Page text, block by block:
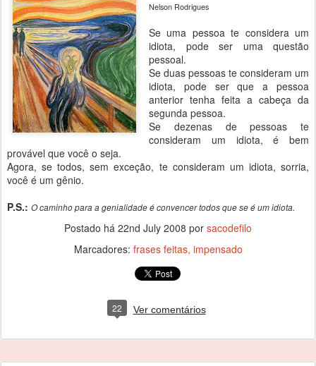
Nelson Rodrigues
Se uma pessoa te considera um
idiota, pode ser uma questão
pessoal.
Se duas pessoas te consideram um
idiota, pode ser que a pessoa
anterior tenha feita a cabeça da
segunda pessoa.
Se dezenas de pessoas te
consideram um idiota, é bem
provável que você o seja.
Agora, se todos, sem exceção, te consideram um idiota, sorria,
você é um gênio.
P.S.: O caminho para a genialidade é convencer todos que se é um idiota.
Postado há 22nd July 2008 por sacodefilo
Marcadores: frases feitas impensado
22 Ver comentários